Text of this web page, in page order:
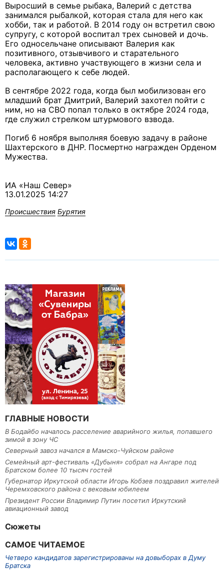
Выросший в семье рыбака, Валерий с детства
занимался рыбалкой, которая стала для него как
хобби, так и работой. В 2014 году он встретил свою
супругу, с которой воспитал трех сыновей и дочь.
Его односельчане описывают Валерия как
позитивного, отзывчивого и старательного
человека, активно участвующего в жизни села и
располагающего к себе людей.
В сентябре 2022 года, когда был мобилизован его
младший брат Дмитрий, Валерий захотел пойти с
ним, но на СВО попал только в октябре 2024 года,
где служил стрелком штурмового взвода.
Погиб 6 ноября выполняя боевую задачу в районе
Шахтерского в ДНР. Посмертно награжден Орденом
Мужества.
ИА «Наш Север»
13.01.2025 14:27
Происшествия Бурятия
ГЛАВНЫЕ НОВОСТИ
В Бодайбо началось расселение аварийного жилья, попавшего
зимой в зону ЧС
Северный завоз начался в Мамско-Чуйском районе
Семейный арт-фестиваль «Дубыня» собрал на Ангаре под
Братском более 10 тысяч гостей
Губернатор Иркутской области Игорь Кобзев поздравил жителей
Черемховского района с вековым юбилеем
Президент России Владимир Путин посетил Иркутский
авиационный завод
Сюжеты
САМОЕ ЧИТАЕМОЕ
Четверо кандидатов зарегистрированы на довыборах в Думу
Братска